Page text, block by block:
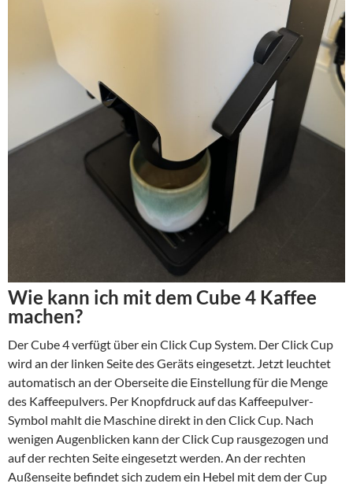
Wie kann ich mit dem Cube 4 Kaffee
machen?
Der Cube 4 verfügt über ein Click Cup System. Der Click Cup
wird an der linken Seite des Geräts eingesetzt. Jetzt leuchtet
automatisch an der Oberseite die Einstellung für die Menge
des Kaffeepulvers. Per Knopfdruck auf das Kaffeepulver-
Symbol mahlt die Maschine direkt in den Click Cup. Nach
wenigen Augenblicken kann der Click Cup rausgezogen und
auf der rechten Seite eingesetzt werden. An der rechten
Außenseite befindet sich zudem ein Hebel mit dem der Cup